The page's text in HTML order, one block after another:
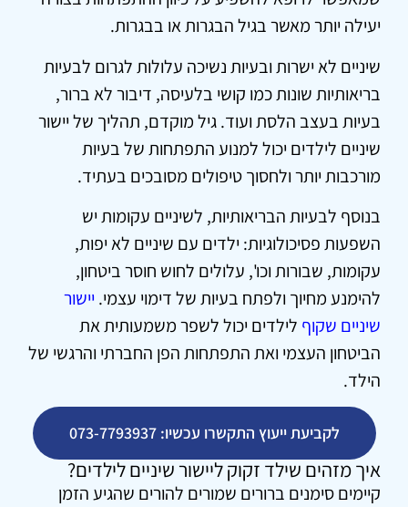
יעילה יותר מאשר בגיל הבגרות או בבגרות.
שיניים לא ישרות ובעיות נשיכה עלולות לגרום לבעיות
בריאותיות שונות כמו קושי בלעיסה, דיבור לא ברור,
בעיות בעצב הלסת ועוד. גיל מוקדם, תהליך של יישור
שיניים לילדים יכול למנוע התפתחות של בעיות
מורכבות יותר ולחסוך טיפולים מסובכים בעתיד.
בנוסף לבעיות הבריאותיות, לשיניים עקומות יש
השפעות פסיכולוגיות: ילדים עם שיניים לא יפות,
עקומות, שבורות וכו', עלולים לחוש חוסר ביטחון,
להימנע מחיוך ולפתח בעיות של דימוי עצמי.יישור
שיניים שקוף לילדים יכול לשפר משמעותית את
הביטחון העצמי ואת התפתחות הפן החברתי והרגשי של
הילד.
לקביעת ייעוץ התקשרו עכשיו: 073-7793937
איך מזהים שילד זקוק ליישור שיניים לילדים?
קיימים סימנים ברורים שמורים להורים שהגיע הזמן